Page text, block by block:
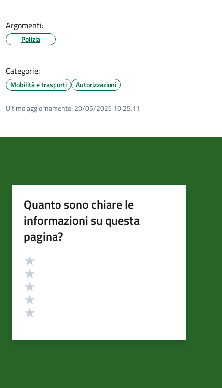
Argomenti:
Polizia
Categorie:
Mobilità e trasporti Autorizzazioni
Ultimo aggiornamento: 20/05/2026 10:25.11
Quanto sono chiare le
informazioni su questa
pagina?
Valutazione